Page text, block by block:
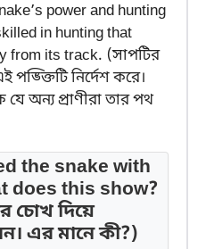
power and hunting
in hunting that
from its track. (সাপটির
পঙ্ক্তিটি নির্দেশ করে।
অন্য প্রাণীরা তার পথ
the snake with
does this show?
চোখ দিয়ে
এর মানে কী?)